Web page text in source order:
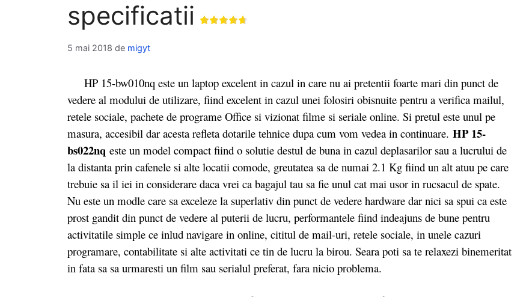
specificatii
5 mai 2018 de migyt
HP 15-bw010nq este un laptop excelent in cazul in care nu ai pretentii foarte mari din punct de
vedere al modului de utilizare, fiind excelent in cazul unei folosiri obisnuite pentru a verifica mailul,
retele sociale, pachete de programe Office si vizionat filme si seriale online. Si pretul este unul pe
masura, accesibil dar acesta refleta dotarile tehnice dupa cum vom vedea in continuare. HP 15-
bs022nq este un model compact fiind o solutie destul de buna in cazul deplasarilor sau a lucrului de
la distanta prin cafenele si alte locatii comode, greutatea sa de numai 2.1 Kg fiind un alt atuu pe care
trebuie sa il iei in considerare daca vrei ca bagajul tau sa fie unul cat mai usor in rucsacul de spate.
Nu este un modle care sa exceleze la superlativ din punct de vedere hardware dar nici sa spui ca este
prost gandit din punct de vedere al puterii de lucru, performantele fiind indeajuns de bune pentru
activitatile simple ce inlud navigare in online, cititul de mail-uri, retele sociale, in unele cazuri
programare, contabilitate si alte activitati ce tin de lucru la birou. Seara poti sa te relaxezi binemeritat
in fata sa sa urmaresti un film sau serialul preferat, fara nicio problema.